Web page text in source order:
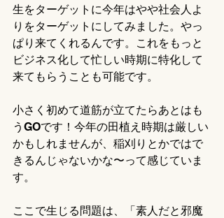
生をターゲットに今年はやや社会人よ
りをターゲットにしてみました。やっ
ぱり来てくれるんです。これをもっと
ビジネス化して忙しい時期に特化して
来てもらうことも可能です。
小さく初めて道筋が立てたらあとはも
うGOです！今年の田植え時期は厳しい
かもしれませんが、稲刈りとかではで
きるんじゃないかな〜って感じていま
す。
ここで生じる問題は、「素人だと邪魔